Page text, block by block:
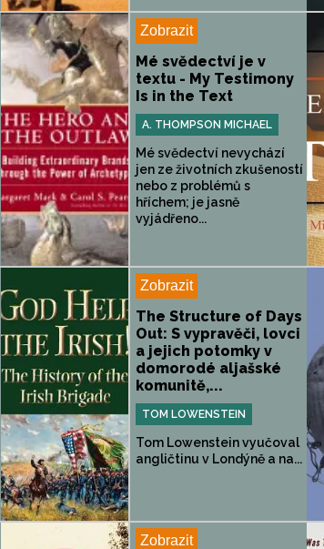
Zobrazit
Mé svědectví je v
textu - My Testimony
Is in the Text
A. THOMPSON MICHAEL
Mé svědectví nevychází
jen ze životních zkušeností
nebo z problémů s
hříchem; je jasně
vyjádřeno...
Zobrazit
The Structure of Days
Out: S vypravěči, lovci
a jejich potomky v
domorodé aljašské
komunitě,...
TOM LOWENSTEIN
Tom Lowenstein vyučoval
angličtinu v Londýně a na...
Zobrazit